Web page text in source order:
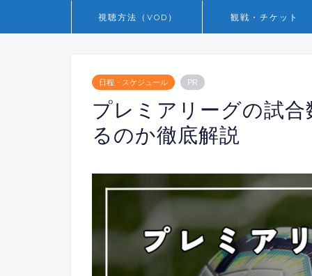
視聴方法（VOD） 観戦・チケット
日程・スケジュール PR
プレミアリーグの試
るのか徹底解説